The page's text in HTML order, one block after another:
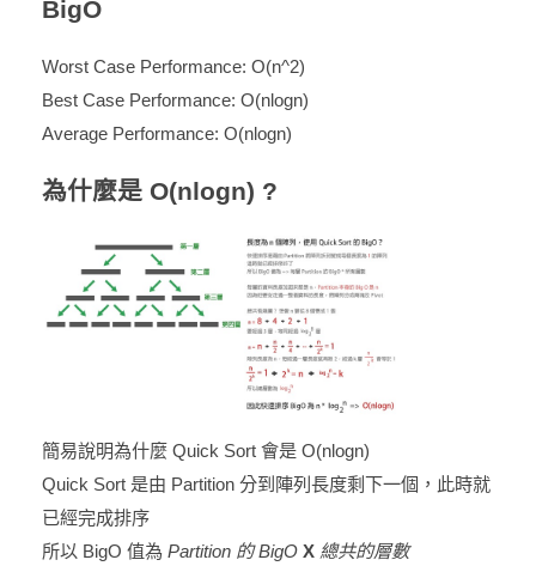
BigO
Worst Case Performance: O(n^2)
Best Case Performance: O(nlogn)
Average Performance: O(nlogn)
為什麼是 O(nlogn) ?
簡易說明為什麼 Quick Sort 會是 O(nlogn)
Quick Sort 是由 Partition 分到陣列長度剩下一個，此時就
已經完成排序
所以 BigO 值為 Partition 的 BigO X 總共的層數